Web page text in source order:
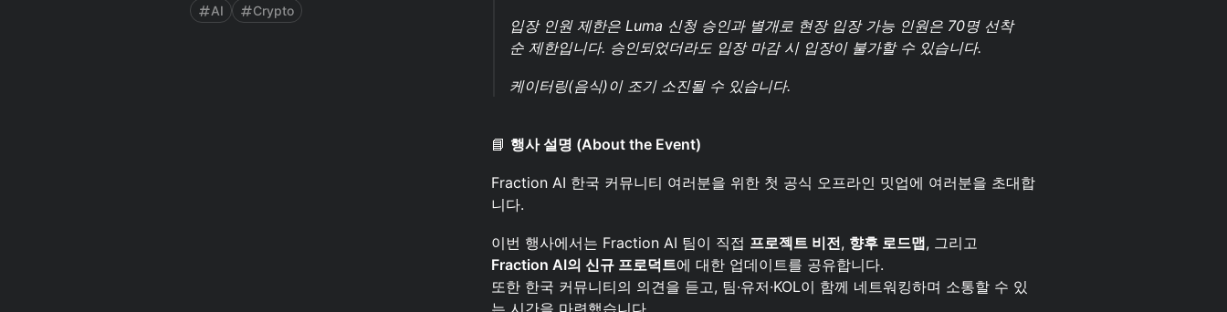
AI
Crypto
입장 인원 제한은 Luma 신청 승인과 별개로 현장 입장 가능 인원은 70명 선착
순 제한입니다. 승인되었더라도 입장 마감 시 입장이 불가할 수 있습니다.
케이터링(음식)이 조기 소진될 수 있습니다.
📘 행사 설명 (About the Event)
Fraction AI 한국 커뮤니티 여러분을 위한 첫 공식 오프라인 밋업에 여러분을 초대합
니다.
이번 행사에서는 Fraction AI 팀이 직접 프로젝트 비전, 향후 로드맵, 그리고
Fraction AI의 신규 프로덕트에 대한 업데이트를 공유합니다.
또한 한국 커뮤니티의 의견을 듣고, 팀·유저·KOL이 함께 네트워킹하며 소통할 수 있
는 시간을 마련했습니다.